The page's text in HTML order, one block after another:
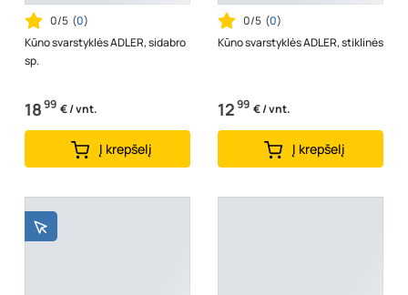
0/5 (0)
Kūno svarstyklės ADLER, sidabro
sp.
1899 € / vnt.
Į krepšelį
0/5 (0)
Kūno svarstyklės ADLER, stiklinės
1299 € / vnt.
Į krepšelį